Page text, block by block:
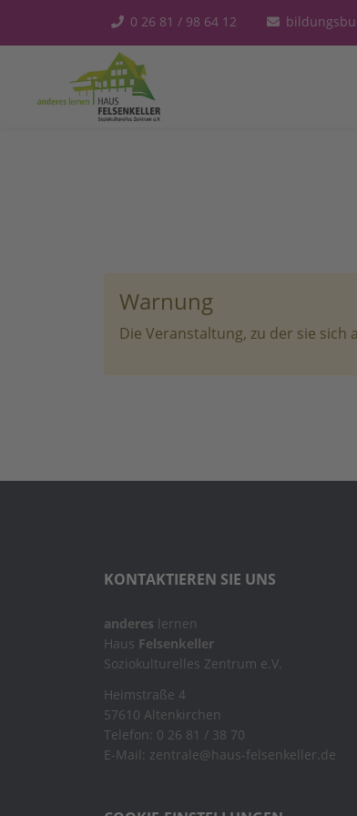
0 26 81 / 98 64 12
Warnung
Die Veranstaltung, zu der sie
KONTAKTIEREN SIE UNS
anderes lernen
Haus Felsenkeller
Soziokulturelles Zentrum e.V.
Heimstraße 4
57610 Altenkirchen
Telefon: 0 26 81 / 38 70
E-Mail: zentrale@haus-felsenkeller.de